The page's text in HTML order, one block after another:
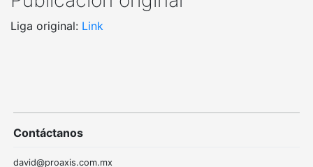
Liga original: Link
Contáctanos
david@proaxis.com.mx